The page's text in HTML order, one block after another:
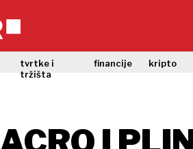
tvrtke i
tržišta
financije kripto